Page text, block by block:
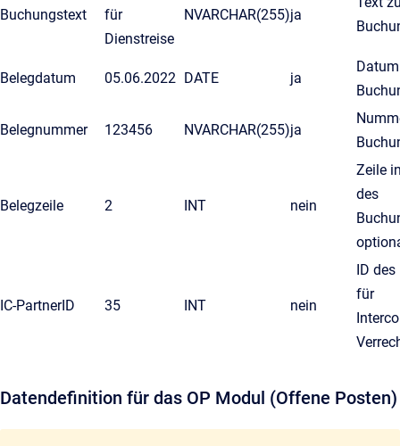
Buchungstext
für
Dienstreise
NVARCHAR(255)ja
Belegdatum 05.06.2022 DATE ja
Belegnummer 123456 NVARCHAR(255)ja
Belegzeile 2 INT nein
Zeile
des
IC-PartnerID 35 INT nein
ID des
für
Datendefinition für das OP Modul (Offene Posten)